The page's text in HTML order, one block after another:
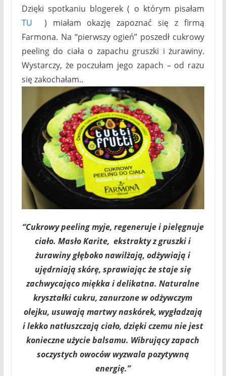
Dzięki spotkaniu blogerek ( o którym pisałam
TU ) miałam okazję zapoznać się z firmą
Farmona. Na “pierwszy ogień” poszedł cukrowy
peeling do ciała o zapachu gruszki i żurawiny.
Wystarczy, że poczułam jego zapach – od razu
się zakochałam..
“Cukrowy peeling myje, regeneruje i pielęgnuje
ciało.Masło Karite,ekstrakty z gruszki i
żurawinygłęboko nawilżają, odżywiają i
ujędrniają skórę, sprawiając że staje się
zachwycająco miękka i delikatna.Naturalne
kryształki cukru, zanurzone w odżywczym
olejku, usuwają martwy naskórek, wygładzają
i lekko natłuszczają ciało, dzięki czemu nie jest
konieczne użycie balsamu. Wibrujący zapach
soczystych owoców wyzwala pozytywną
energię.”